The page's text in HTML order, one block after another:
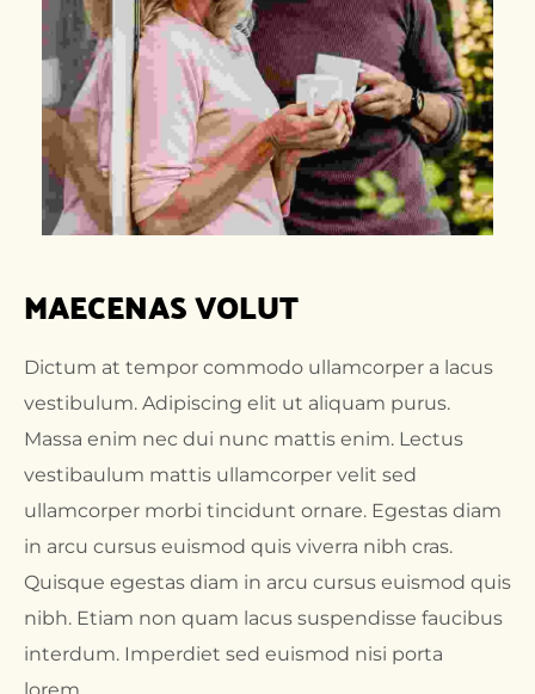
MAECENAS VOLUT
Dictum at tempor commodo ullamcorper a lacus
vestibulum. Adipiscing elit ut aliquam purus.
Massa enim nec dui nunc mattis enim. Lectus
vestibaulum mattis ullamcorper velit sed
ullamcorper morbi tincidunt ornare. Egestas diam
in arcu cursus euismod quis viverra nibh cras.
Quisque egestas diam in arcu cursus euismod quis
nibh. Etiam non quam lacus suspendisse faucibus
interdum. Imperdiet sed euismod nisi porta